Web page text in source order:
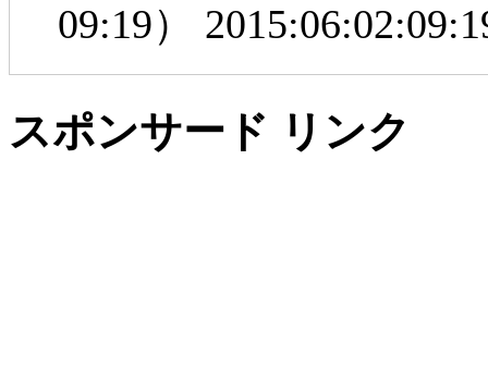
09:19）
スポンサード リンク